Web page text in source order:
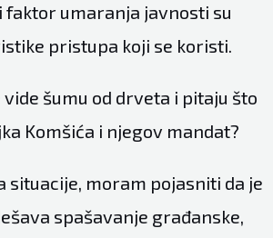
umaranja javnosti su
pristupa koji se koristi.
šumu od drveta i pitaju što
Komšića i njegov mandat?
situacije, moram pojasniti da je
spašavanje građanske,